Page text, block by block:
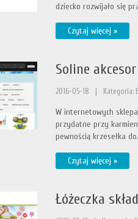
dziecko rozwijało się
Czytaj więcej »
Soline
2016-05-18 Kategoria:
W internetowych
przydatne przy
pewnością krzesełka
Czytaj więcej »
Łóżeczka